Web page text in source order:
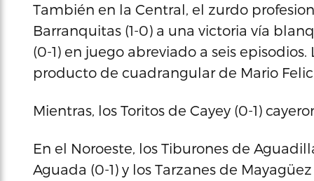
También en la Central, el zurdo
Barranquitas (1-0) a una victoria vía
(0-1) en juego abreviado a seis
producto de cuadrangular de Mario
Mientras, los Toritos de Cayey (0-1)
En el Noroeste, los Tiburones de
Aguada (0-1) y los Tarzanes de